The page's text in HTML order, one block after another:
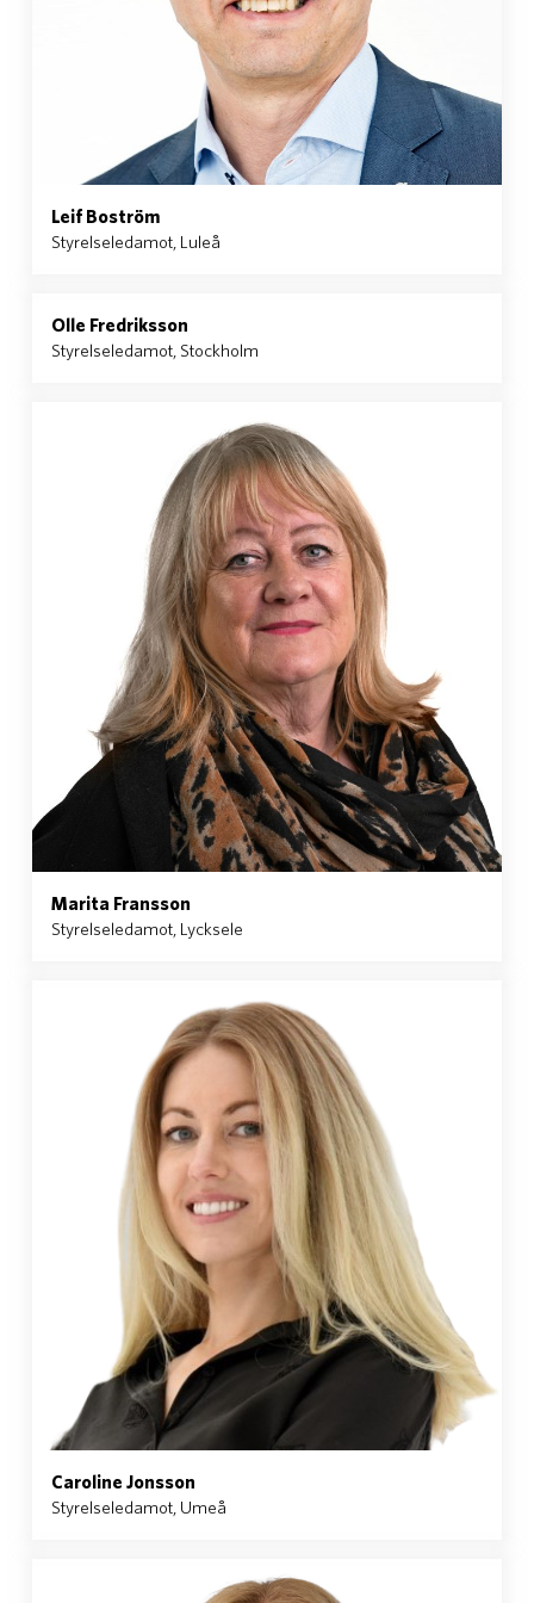
Leif Boström
Styrelseledamot, Luleå
Olle Fredriksson
Styrelseledamot, Stockholm
Marita Fransson
Styrelseledamot, Lycksele
Caroline Jonsson
Styrelseledamot, Umeå